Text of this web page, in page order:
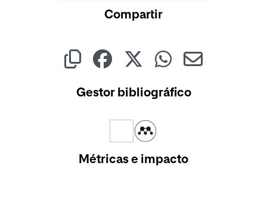
Compartir
Gestor bibliográfico
Métricas e impacto